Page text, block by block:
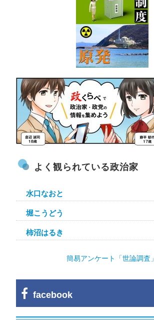
よく観られている政治家
水口なおと
堀こうどう
柿沼はるき
簡易アンケート「世論調査」
facebook